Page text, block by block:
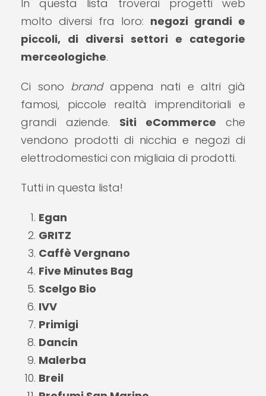
In questa lista troverai progetti web
molto diversi fra loro: negozi grandi e
piccoli, di diversi settori e categorie
merceologiche.
Ci sono brandappena nati e altri già
famosi, piccole realtà imprenditoriali e
grandi aziende. Siti eCommerce che
vendono prodotti di nicchia e negozi di
elettrodomestici con migliaia di prodotti.
Tutti in questa lista!
Egan
GRITZ
Caffè Vergnano
Five Minutes Bag
Scelgo Bio
IVV
Primigi
Dancin
Malerba
Breil